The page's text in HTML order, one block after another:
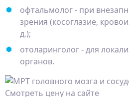
офтальмолог - при
зрения (косоглазие,
д.);
отоларинголог - для
органов.